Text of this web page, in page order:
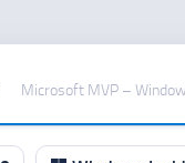
Microsoft MVP –